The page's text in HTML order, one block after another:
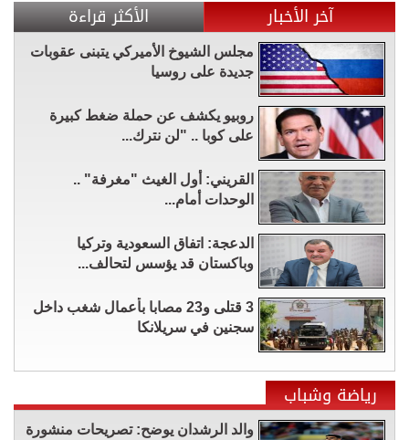
آخر الأخبار الأكثر قراءة
مجلس الشيوخ الأميركي يتبنى عقوبات
جديدة على روسيا
روبيو يكشف عن حملة ضغط كبيرة
على كوبا .. "لن نترك...
القريني: أول الغيث "مغرفة" ..
الوحدات أمام...
الدعجة: اتفاق السعودية وتركيا
وباكستان قد يؤسس لتحالف...
3 قتلى و23 مصابا بأعمال شغب داخل
سجنين في سريلانكا
رياضة وشباب
والد الرشدان يوضح: تصريحات منشورة